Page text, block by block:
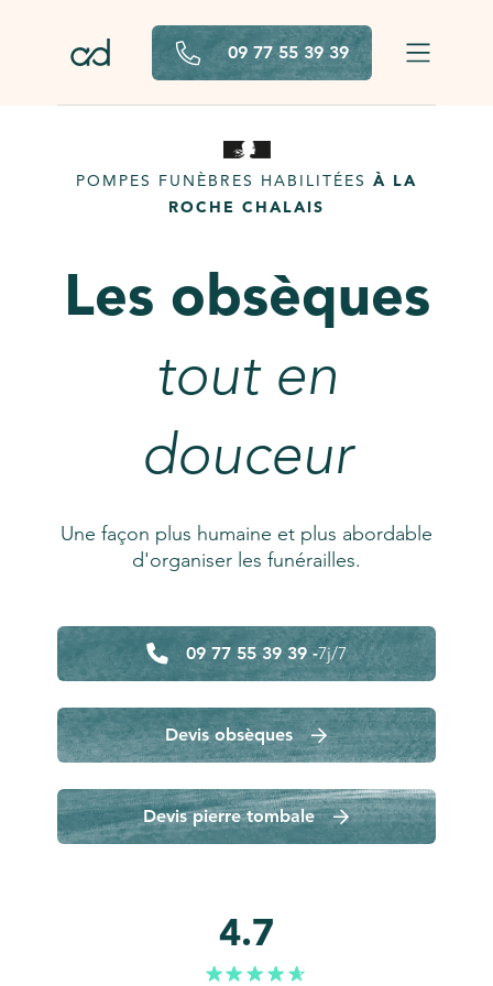
09 77 55 39 39
POMPES FUNÈBRES HABILITÉES À LA
ROCHE CHALAIS
Les obsèques
tout en
douceur
Une façon plus humaine et plus abordable
d'organiser les funérailles.
09 77 55 39 39 -7j/7
Devis obsèques
Devis pierre tombale
4.7